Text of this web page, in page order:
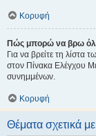
Κορυφή
Πώς μπορώ να βρω
Για να βρείτε τη λίστα
στον Πίνακα Ελέγχου
συνημμένων.
Κορυφή
Θέματα σχετικά